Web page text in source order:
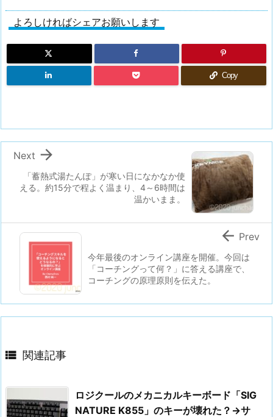
よろしければシェアお願いします
Copy
「蓄熱式湯たんぽ」が寒い日になかなか使
える。約15分で程よく温まり、4～6時間は
温かいまま。

Next
今年最後のオンライン講座を開催。今回は
「コーチングって何？」に答える講座で、
コーチングの原理原則を伝えた。
 Prev
 関連記事
ロジクールのメカニカルキーボード「SIG
NATURE K855」のキーが壊れた？→サ